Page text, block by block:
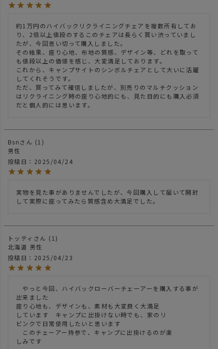
約1万円のハイバックリクライニングチェアを複数所有してお
り、2倍以上値段のするこのチェアは長らく買い渋っていまし
たが、今回思い切って購入しました。
その結果、座り心地、布地の質感、デザイン等、どれを取って
も値段以上の価値を感じ、大変満足しております。
これから、キャンプサイトのシンボルチェアとして大いに活躍
してくれそうです。
ただ、買ってみて確信しましたが、別売りのマルチクッション
はリクライニング時の座り心地的にも、見た目的にも購入必須
だと個人的には思います。
Bsn
1
男性
投稿日
2025/04/24
実物を見た事がありませんでしたが、今回購入して届いて開封
して実際に座ってみたら質感含め大満足でした。
トッティ
1
北海道 男性
投稿日
2025/04/23
やっと今回、ハイバックローバーチェーアーを購入する事が
出来ました
座り心地も、デザインも、素材も大変良く大満足
しています　キャンプに出掛けない時でも、家のリ
ビンクで日常使用したいと思います
このチェーアー持参で、キャンプに出掛けるのが楽
しみです